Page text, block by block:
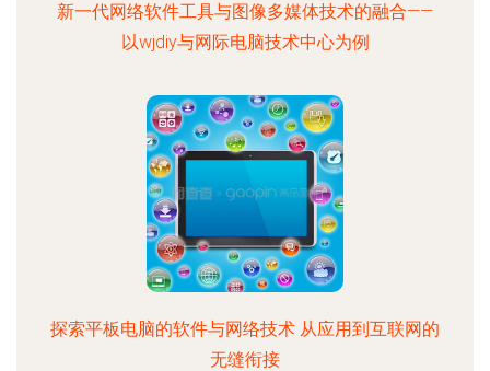
新一代网络软件工具与图像多媒体技术的融合——
以wjdiy与网际电脑技术中心为例
探索平板电脑的软件与网络技术 从应用到互联网的
无缝衔接